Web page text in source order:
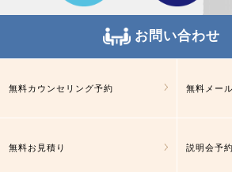
お問い合わせ
無料カウンセリング予約 無料メー
無料お見積り 説明会予約